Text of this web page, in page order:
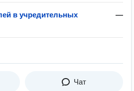
в учредительных
—
Чат